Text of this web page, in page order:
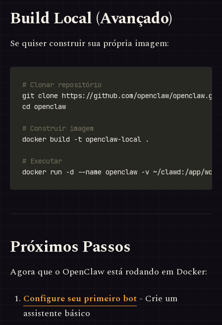
Build Local (Avançado)
Se quiser construir sua própria imagem:
# Clonar repositório
# Construir imagem
# Executar
Próximos Passos
Agora que o OpenClaw está rodando em Docker:
Configure seu primeiro bot - Crie um
assistente básico